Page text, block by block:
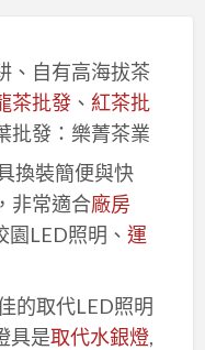
、自有高海拔茶
茶批發、 紅茶批
批發：樂菁茶業
換裝簡便與快
非常適合廠房
園LED照明、 運
的取代LED照明
具是取代水銀燈,